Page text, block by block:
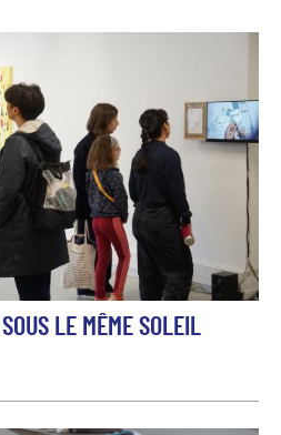
LE MÊME SOLEIL